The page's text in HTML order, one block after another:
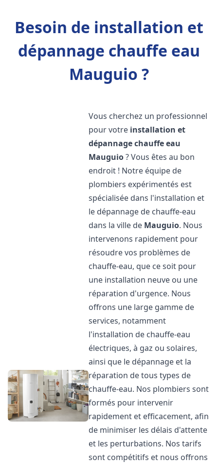
Besoin de installation et
dépannage chauffe eau
Mauguio ?
Vous cherchez un professionnel
pour votre installation et
dépannage chauffe eau
Mauguio? Vous êtes au bon
endroit ! Notre équipe de
plombiers expérimentés est
spécialisée dans l'installation et
le dépannage de chauffe-eau
dans la ville de Mauguio. Nous
intervenons rapidement pour
résoudre vos problèmes de
chauffe-eau, que ce soit pour
une installation neuve ou une
réparation d'urgence. Nous
offrons une large gamme de
services, notamment
l'installation de chauffe-eau
électriques, à gaz ou solaires,
ainsi que le dépannage et la
réparation de tous types de
chauffe-eau. Nos plombiers sont
formés pour intervenir
rapidement et efficacement, afin
de minimiser les délais d'attente
et les perturbations. Nos tarifs
sont compétitifs et nous offrons